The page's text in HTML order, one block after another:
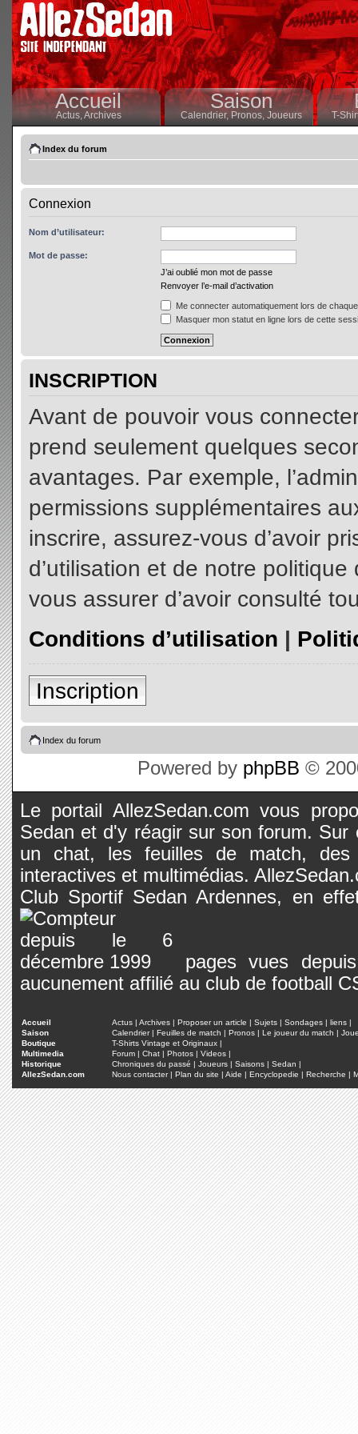
Accueil
Actus,Archives
Saison
Calendrier,Pronos, Joueurs T-
Index du forum
Connexion
Nom d’utilisateur:
Mot de passe:
J’ai oublié mon mot de passe
Renvoyer l’e-mail d’activation
Me connecter automatiquement lors de
Masquer mon statut en ligne lors de cette
INSCRIPTION
Avant de pouvoir vous
prend seulement quelques
avantages. Par exemple,
permissions supplémentaires
inscrire, assurez-vous d’avoir
d’utilisation et de notre
vous assurer d’avoir consulté
Conditions d’utilisation |
Inscription
Index du forum
Powered by phpBB ©
Le portail AllezSedan.com vous
Sedan et d'y réagir sur son forum.
un chat, les feuilles de match, des
interactives et multimédias.
Club Sportif Sedan Ardennes, en
pages vues
aucunement affilié au club de football
Accueil Actus | Archives | Proposer un article | Sujets | Sondages | liens |
Saison
Calendrier| Feuilles de match | Pronos | Le joueur du match |
Boutique
T-Shirts Vintage et Originaux |
Multimedia
Forum | Chat | Photos | Videos |
Historique
Chroniques du passé | Joueurs | Saisons | Sedan |
AllezSedan.com
Nous contacter| Plan du site | Aide | Encyclopedie | Recherche |